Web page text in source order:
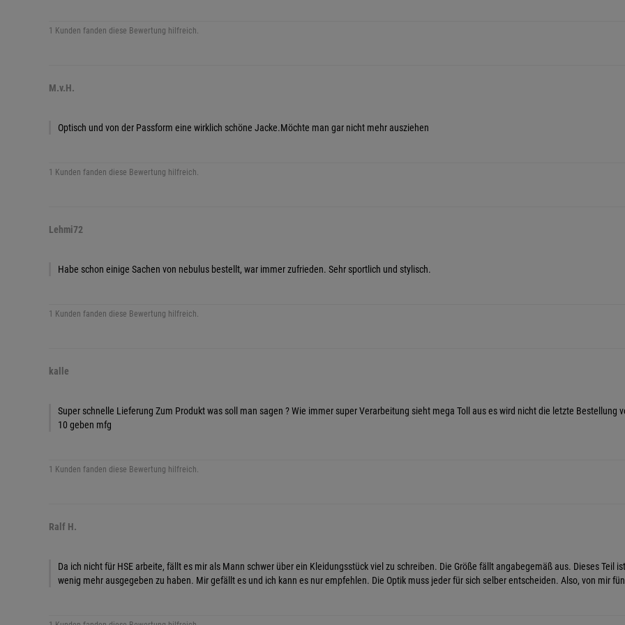
1 Kunden fanden diese Bewertung hilfreich.
M.v.H.
Optisch und von der Passform eine wirklich schöne Jacke.Möchte man gar nicht mehr ausziehen
1 Kunden fanden diese Bewertung hilfreich.
Lehmi72
Habe schon einige Sachen von nebulus bestellt, war immer zufrieden. Sehr sportlich und stylisch.
1 Kunden fanden diese Bewertung hilfreich.
kalle
Super schnelle Lieferung Zum Produkt was soll man sagen ? Wie immer super Verarbeitung sieht mega Toll aus es wird nicht die letzte
10 geben mfg
1 Kunden fanden diese Bewertung hilfreich.
Ralf H.
Da ich nicht für HSE arbeite, fällt es mir als Mann schwer über ein Kleidungsstück viel zu schreiben. Die Größe fällt angabegemäß aus. Dieses Teil
wenig mehr ausgegeben zu haben. Mir gefällt es und ich kann es nur empfehlen. Die Optik muss jeder für sich selber entscheiden. Also, von mir